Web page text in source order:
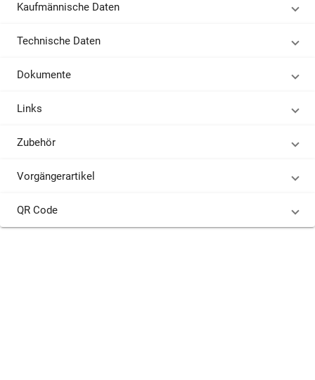
Kaufmännische Daten
Technische Daten
Dokumente
Links
Zubehör
Vorgängerartikel
QR Code